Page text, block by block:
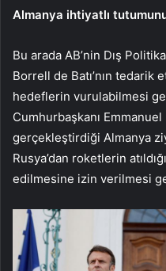
Almanya ihtiyatlı
Bu arada AB’nin Dış
Borrell de Batı’nın tedarik
hedeflerin vurulabilmesi
Cumhurbaşkanı
gerçekleştirdiği Almanya
Rusya’dan roketlerin
edilmesine izin verilmesi